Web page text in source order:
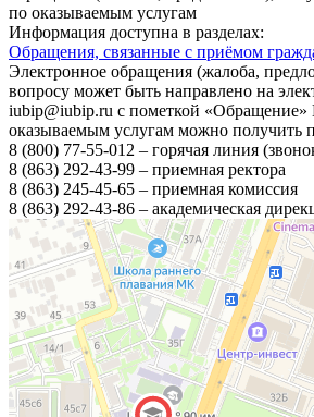
по оказываемым услугам
Информация доступна в разделах:
Обращения, связанные с приёмом
Электронное обращения (жалоба,
вопросу может быть направлено на
iubip@iubip.ru с пометкой «Обращение»
оказываемым услугам можно получить
8 (800) 77-55-012 – горячая линия
8 (863) 292-43-99 – приемная ректора
8 (863) 245-45-65 – приемная комиссия
8 (863) 292-43-86 – академическая